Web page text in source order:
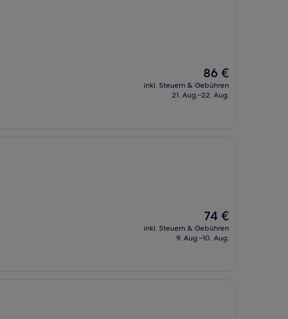
Der
Preis
beträgt
86 €
inkl. Steuern & Gebühren
21. Aug.–22. Aug.
Der
Preis
beträgt
74 €
inkl. Steuern & Gebühren
9. Aug.–10. Aug.